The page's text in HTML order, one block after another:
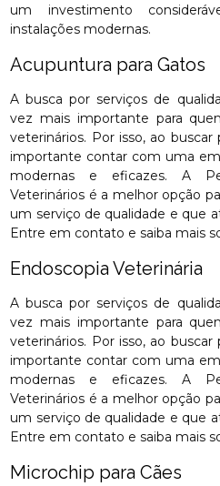
um investimento
instalações modernas.
Acupuntura para Gatos
A busca por serviços de
vez mais importante para
veterinários. Por isso, ao
importante contar com uma
modernas e eficazes. A
Veterinários é a melhor opção
um serviço de qualidade e que
Entre em contato e saiba mais
Endoscopia Veterinária
A busca por serviços de
vez mais importante para
veterinários. Por isso, ao
importante contar com uma
modernas e eficazes. A
Veterinários é a melhor opção
um serviço de qualidade e que
Entre em contato e saiba mais
Microchip para Cães